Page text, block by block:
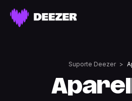
Suporte Deezer